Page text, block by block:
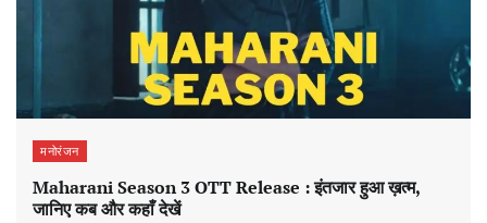
मनोरंजन
Maharani Season 3 OTT Release : इंतजार हुआ ख़त्म,
जानिए कब और कहाँ देखें